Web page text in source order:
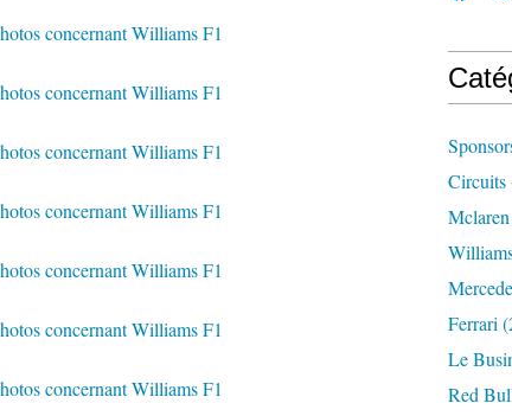
Circuits
Mclaren
Ferrari
Le
Red